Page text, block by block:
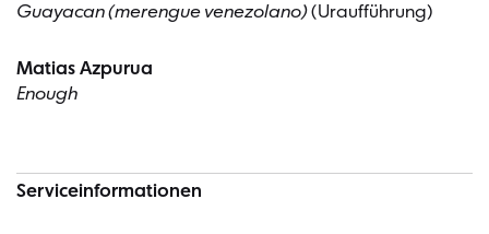
Guayacan (merengue venezolano)(Uraufführung)
Matias Azpurua
Enough
Serviceinformationen